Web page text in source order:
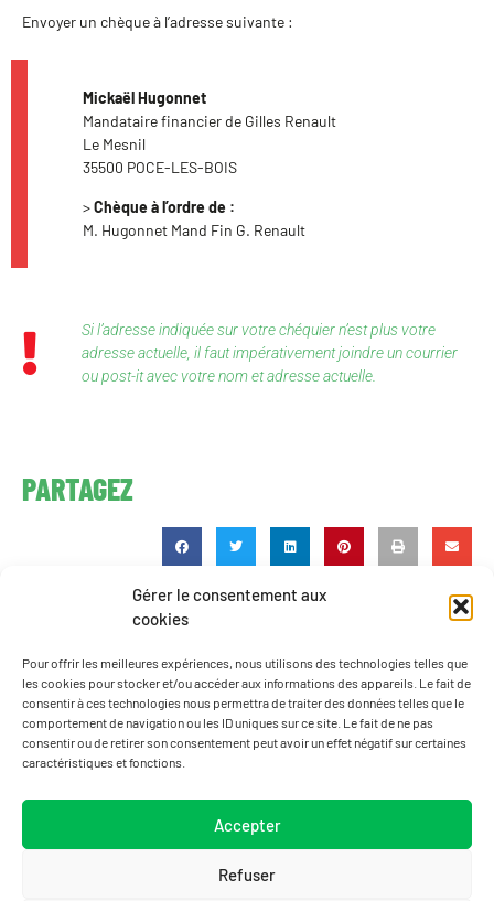
Gérer le consentement aux
cookies
Pour offrir les meilleures expériences, nous utilisons des technologies telles que
les cookies pour stocker et/ou accéder aux informations des appareils. Le fait de
consentir à ces technologies nous permettra de traiter des données telles que le
comportement de navigation ou les ID uniques sur ce site. Le fait de ne pas
consentir ou de retirer son consentement peut avoir un effet négatif sur certaines
caractéristiques et fonctions.
Accepter
Refuser
Envoyer un chèque à l’adresse suivante :
Mickaël Hugonnet
Mandataire financier de Gilles Renault
Le Mesnil
35500 POCE-LES-BOIS
>Chèque à l’ordre de :
M. Hugonnet Mand Fin G. Renault
Si l’adresse indiquée sur votre chéquier n’est plus votre
adresse actuelle, il faut impérativement joindre un courrier
ou post-it avec votre nom et adresse actuelle.
PARTAGEZ